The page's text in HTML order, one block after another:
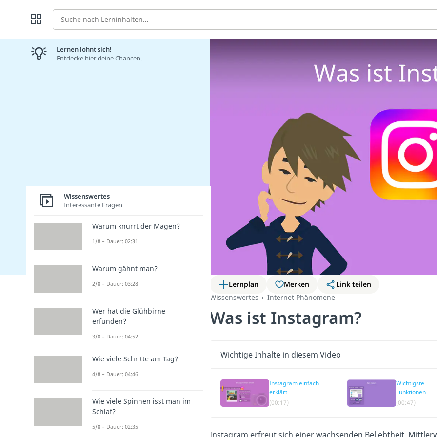
Suche
Lernplan Merken
Link teilen
Wissenswertes
Internet Phänomene
Was ist Instagram?
Wichtige Inhalte in diesem Video
Instagram einfach
erklärt
(00:17)
Wichtigste
Funktionen
(00:47)
Instagram erfreut sich einer wachsenden Beliebtheit.
Lernen lohnt sich!
Entdecke hier deine Chancen.
Wissenswertes
Interessante Fragen
Warum knurrt der Magen?
1/8 – Dauer: 02:31
Warum gähnt man?
2/8 – Dauer: 03:28
Wer hat die Glühbirne
erfunden?
3/8 – Dauer: 04:52
Wie viele Schritte am Tag?
4/8 – Dauer: 04:46
Wie viele Spinnen isst man im
Schlaf?
5/8 – Dauer: 02:35